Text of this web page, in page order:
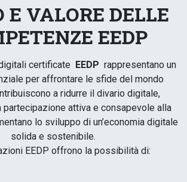
E VALORE DELLE
EEDP
certificate EEDP rappresentano un
per affrontare le sfide del mondo
a ridurre il divario digitale,
partecipazione attiva e consapevole alla
lo sviluppo di un’economia digitale
solida e sostenibile.
EEDP offrono la possibilità di: